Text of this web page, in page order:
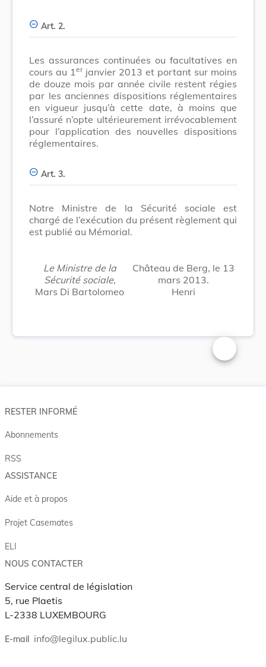
Art. 2.
Les assurances continuées ou facultatives en
cours au 1 erjanvier 2013 et portant sur moins
de douze mois par année civile restent régies
par les anciennes dispositions réglementaires
en vigueur jusqu’à cette date, à moins que
l’assuré n’opte ultérieurement irrévocablement
pour l’application des nouvelles dispositions
réglementaires.
Art. 3.
Notre Ministre de la Sécurité sociale est
chargé de l’exécution du présent règlement qui
est publié au Mémorial.
Le Ministre de la
Sécurité sociale,
Mars Di Bartolomeo
Château de Berg, le 13
mars 2013.
Henri
Changer la
RESTER INFORMÉ
Abonnements
RSS
ASSISTANCE
Aide et à propos
Projet Casemates
ELI
NOUS CONTACTER
Service central de législation
5, rue Plaetis
L-2338 LUXEMBOURG
E-mail info@legilux.public.lu